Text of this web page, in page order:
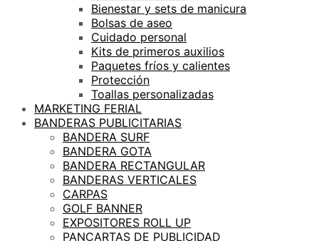
Bienestar y sets de manicura
Bolsas de aseo
Cuidado personal
Kits de primeros auxilios
Paquetes fríos y calientes
Protección
Toallas personalizadas
MARKETING FERIAL
BANDERAS PUBLICITARIAS
BANDERA SURF
BANDERA GOTA
BANDERA RECTANGULAR
BANDERAS VERTICALES
CARPAS
GOLF BANNER
EXPOSITORES ROLL UP
PANCARTAS DE PUBLICIDAD